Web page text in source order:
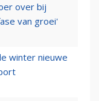
over bij
van groei'
winter nieuwe